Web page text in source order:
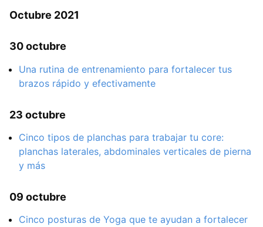
Octubre 2021
30 octubre
Una rutina de entrenamiento para fortalecer tus
brazos rápido y efectivamente
23 octubre
Cinco tipos de planchas para trabajar tu core:
planchas laterales, abdominales verticales de pierna
y más
09 octubre
Cinco posturas de Yoga que te ayudan a fortalecer